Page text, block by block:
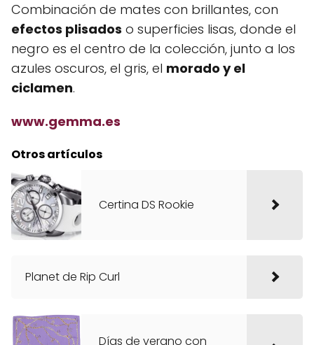
Combinación de mates con brillantes, con
efectos plisados o superficies lisas, donde el
negro es el centro de la colección, junto a los
azules oscuros, el gris, el morado y el
ciclamen.
www.gemma.es
Otros artículos
Certina DS Rookie
Planet de Rip Curl
Días de verano con